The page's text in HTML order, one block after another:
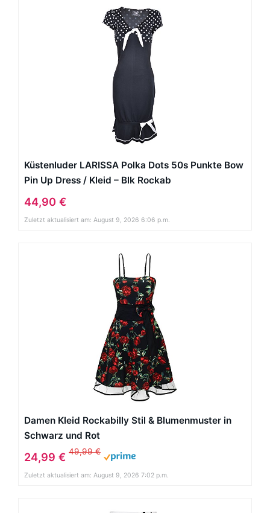
Küstenluder LARISSA Polka Dots 50s Punkte Bow
Pin Up Dress / Kleid – Blk Rockab
44,90 €
Zuletzt aktualisiert am: August 9, 2026 6:06 p.m.
Damen Kleid Rockabilly Stil & Blumenmuster in
Schwarz und Rot
24,99 € 49,99 €
Zuletzt aktualisiert am: August 9, 2026 7:02 p.m.